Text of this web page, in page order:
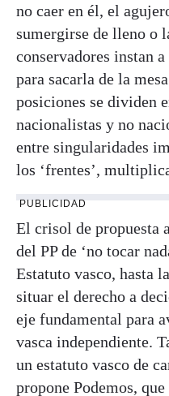
no caer en él, el
sumergirse de lleno o
conservadores instan
para sacarla de la
posiciones se dividen
nacionalistas y no
entre singularidades
los ‘frentes’,
PUBLICIDAD
El crisol de propuesta
del PP de ‘no tocar
Estatuto vasco, hasta
situar el derecho a
eje fundamental para
vasca independiente.
un estatuto vasco de
propone Podemos,